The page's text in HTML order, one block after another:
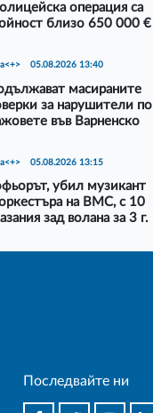
операция са
близо 650 000 €
05.08.2026 13:40
масираните
за нарушители по
във Варненско
05.08.2026 13:15
убил музикант
на ВМС, с 10
зад волана за 3 г.
Последвайте ни